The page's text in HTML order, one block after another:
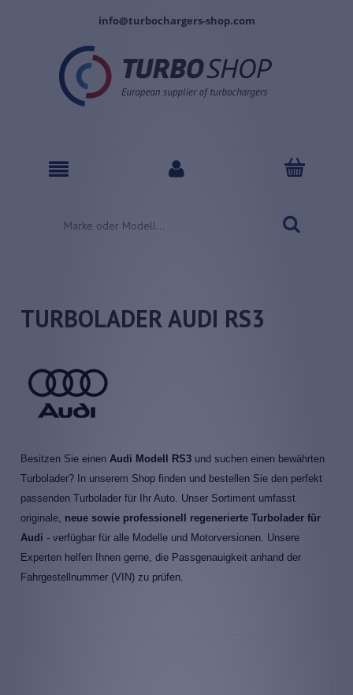
info@turbochargers-shop.com
TURBOLADER AUDI RS3
Besitzen Sie einen Audi Modell RS3 und suchen einen bewährten
Turbolader? In unserem Shop finden und bestellen Sie den perfekt
passenden Turbolader für Ihr Auto. Unser Sortiment umfasst
originale, neue sowie professionell regenerierte Turbolader für
Audi - verfügbar für alle Modelle und Motorversionen. Unsere
Experten helfen Ihnen gerne, die Passgenauigkeit anhand der
Fahrgestellnummer (VIN) zu prüfen.